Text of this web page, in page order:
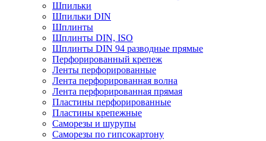
Шпильки
Шпильки DIN
Шплинты
Шплинты DIN, ISO
Шплинты DIN 94 разводные прямые
Перфорированный крепеж
Ленты перфорированные
Лента перфорированная волна
Лента перфорированная прямая
Пластины перфорированные
Пластины крепежные
Саморезы и шурупы
Саморезы по гипсокартону